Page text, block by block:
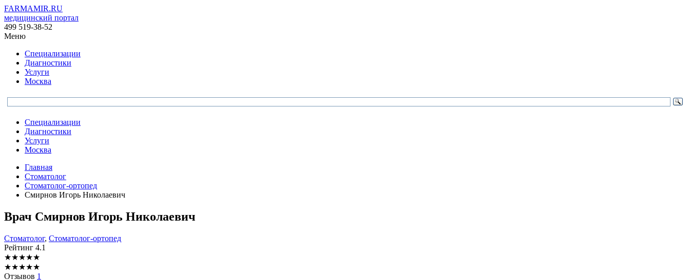
FARMAMIR.RU
медицинский портал
499 519-38-52
Меню
Специализации
Диагностики
Услуги
Москва
Специализации
Диагностики
Услуги
Москва
Главная
Стоматолог
Стоматолог-ортопед
Смирнов Игорь Николаевич
Врач Смирнов Игорь Николаевич
Стоматолог, Стоматолог-ортопед
Рейтинг 4.1
★★★★★
★★★★★
Отзывов 1